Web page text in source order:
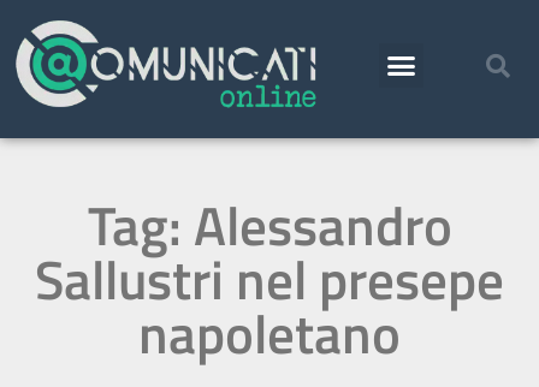
Tag: Alessandro
Sallustri nel presepe
napoletano